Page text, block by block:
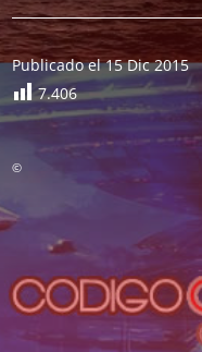
Publicado el 15 Dic 2015
7.406
©